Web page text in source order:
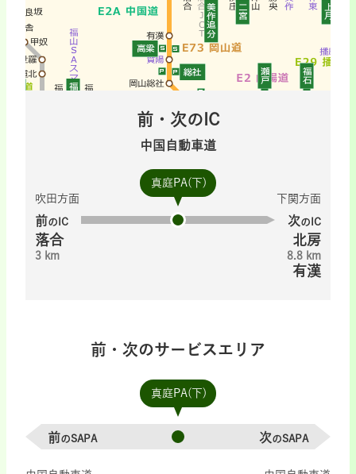
前・次のIC
中国自動車道
真庭PA(下)
吹田方面
前のIC
落合
3 km
下関方面
次のIC
北房
8.8 km
有漢
前・次のサービスエリア
真庭PA(下)
前のSAPA 次のSAPA